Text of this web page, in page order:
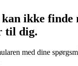
ikke finde
til dig.
med dine